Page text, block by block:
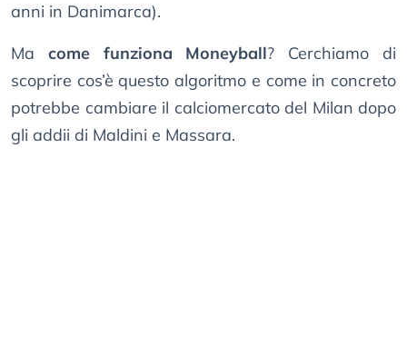
anni in Danimarca).
Ma come funziona Moneyball? Cerchiamo di
scoprire cos’è questo algoritmo e come in concreto
potrebbe cambiare il calciomercato del Milan dopo
gli addii di Maldini e Massara.